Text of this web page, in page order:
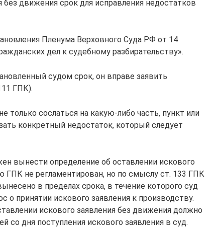
без движения срок для исправления недостатков
Пленума Верховного Суда РФ от 14
дел к судебному разбирательству».
судом срок, он вправе заявить
ГПК).
только сослаться на какую-либо часть, пункт или
конкретный недостаток, который следует
вынести определение об оставлении искового
ГПК не регламентирован, но по смыслу ст. 133 ГПК
в пределах срока, в течение которого суд
о принятии искового заявления к производству.
искового заявления без движения должно
со дня поступления искового заявления в суд.